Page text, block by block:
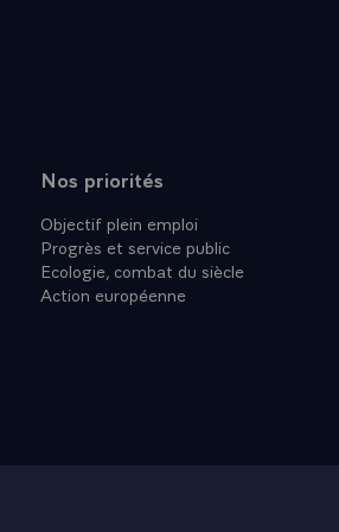
Nos priorités
Objectif plein emploi
Progrès et service public
Ecologie, combat du siècle
Action européenne